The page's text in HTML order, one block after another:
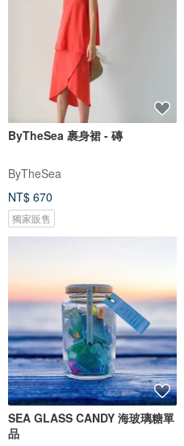
ByTheSea 裹身裙 - 磚
ByTheSea
NT$ 670
獨家販售
SEA GLASS CANDY 海玻璃糖單
品